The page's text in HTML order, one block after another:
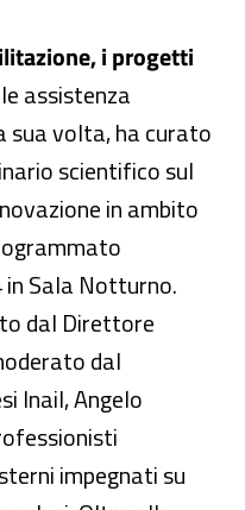
i progetti
assistenza
sua volta, ha curato
scientifico sul
in ambito
Sala Notturno.
dal Direttore
dal
Inail, Angelo
impegnati su